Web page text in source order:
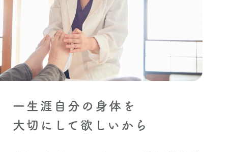
一生涯自分の身体を
大切にして欲しいから